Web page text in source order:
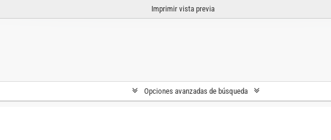
Imprimir vista previa
Opciones avanzadas de búsqueda